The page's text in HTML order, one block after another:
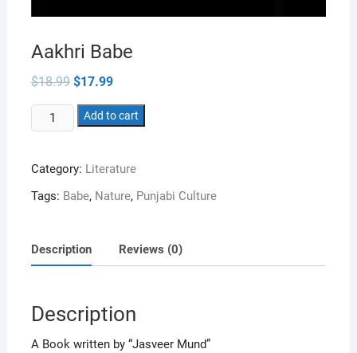
Aakhri Babe
$18.99 Original
price
was:
$18.99.
$17.99Current
is:
$17.99.
Aakhri
Babe
Add to cart
Category: Literature
Tags: Babe, Nature, Punjabi Culture
Description Reviews (0)
Description
A Book written by “Jasveer Mund”